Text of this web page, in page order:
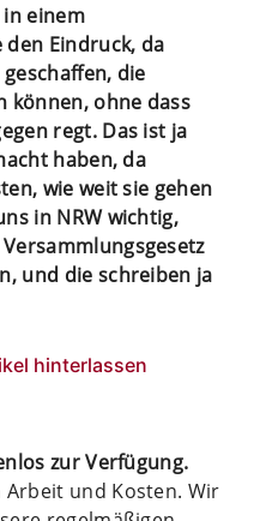
einem
Eindruck, da
die
können, ohne dass
regt. Das ist ja
haben, da
wie weit sie gehen
in NRW wichtig,
und die schreiben ja
hinterlassen
zur Verfügung.
und Kosten. Wir